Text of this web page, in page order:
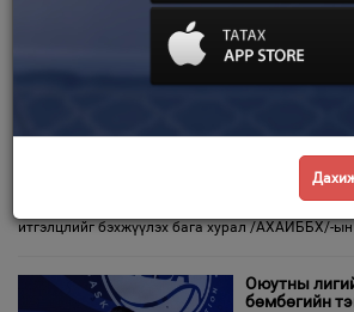
Азид хамтын
итгэлцлийг
амжилттай
Казахстан Улсын нийслэл Астана хотноо 2022
итгэлцлийг бэхжүүлэх бага хурал /АХАИББХ/-ын
Оюутны
бөмбөгийн